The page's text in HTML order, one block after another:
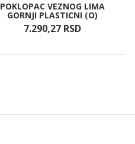
POKLOPAC VEZNOG LIMA
GORNJI PLASTICNI (O)
7.290,27 RSD